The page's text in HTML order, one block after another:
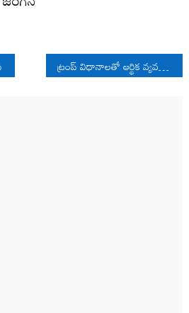
ట్రంప్ విధానాలతో ఆర్థిక వ్యవస్థ అస్తవ్యస్తం